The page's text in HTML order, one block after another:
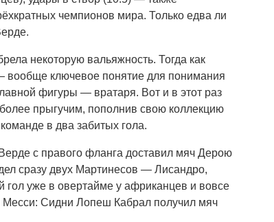
чемпионов мира. Только едва ли
некоторую вальяжность. Тогда как
вообще ключевое понятие для понимания
фигуры — вратаря. Вот и в этот раз
прыгучим, пополнив свою коллекцию
в два забитых гола.
с правого фланга доставил мяч Дерою
сразу двух Мартинесов — Лисандро,
уже в овертайме у африканцев и вовсе
Месси: Сидни Лопеш Кабрал получил мяч